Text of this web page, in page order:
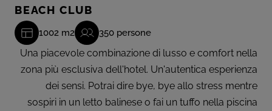
BEACH CLUB
1002 m2 350 persone
Una piacevole combinazione di lusso e comfort nella
zona più esclusiva dell'hotel. Un'autentica esperienza
dei sensi. Potrai dire bye, bye allo stress mentre
sospiri in un letto balinese o fai un tuffo nella piscina